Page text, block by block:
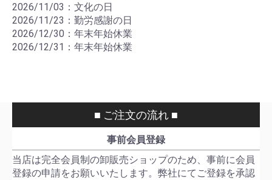
2026/11/03：文化の日
2026/11/23：勤労感謝の日
2026/12/30：年末年始休業
2026/12/31：年末年始休業
■ ご注文の流れ ■
事前会員登録
当店は完全会員制の卸販売ショップのため、事前に会員
登録の申請をお願いいたします。弊社にてご登録を承認